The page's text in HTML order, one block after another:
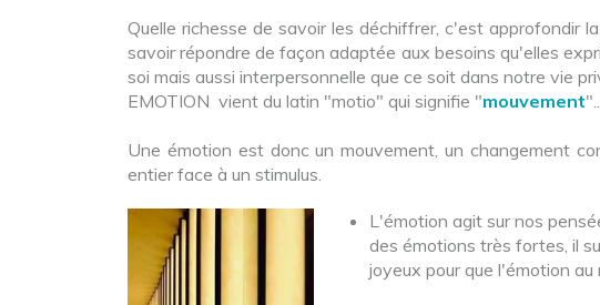
Quelle richesse de savoir les déchiffrer, c'est approfondir
savoir répondre de façon adaptée aux besoins qu'elles
soi mais aussi interpersonnelle que ce soit dans notre vie
EMOTION vient du latin "motio" qui signifie "mouvement"...
Une émotion est donc un mouvement, un changement
entier face à un stimulus.
L'émotion agit sur nos
des émotions très fortes, il
joyeux pour que l'émotion au